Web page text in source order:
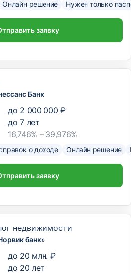
Онлайн решение Нужен только
заявку
Банк
до 2 000 000 ₽
до7лет
16,746% – 39,976%
о доходе Онлайн решение
заявку
недвижимости
банк»
до 20 млн. ₽
до 20 лет